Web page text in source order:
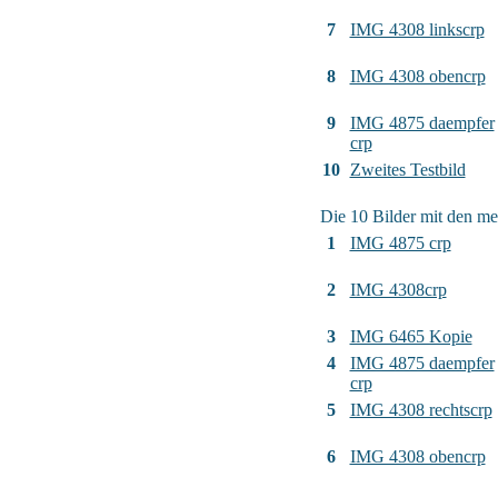
7 IMG 4308 linkscrp
8 IMG 4308 obencrp
9
IMG 4875 daempfer
crp
10 Zweites Testbild
Die 10 Bilder mit den
1
IMG 4875 crp
2 IMG 4308crp
3
IMG 6465 Kopie
4
IMG 4875 daempfer
crp
5
IMG 4308 rechtscrp
6 IMG 4308 obencrp